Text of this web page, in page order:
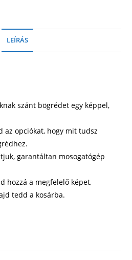
LEÍRÁS
szánt bögrédet egy képpel,
az opciókat, hogy mit tudsz
garantáltan mosogatógép
hozzá a megfelelő képet,
tedd a kosárba.